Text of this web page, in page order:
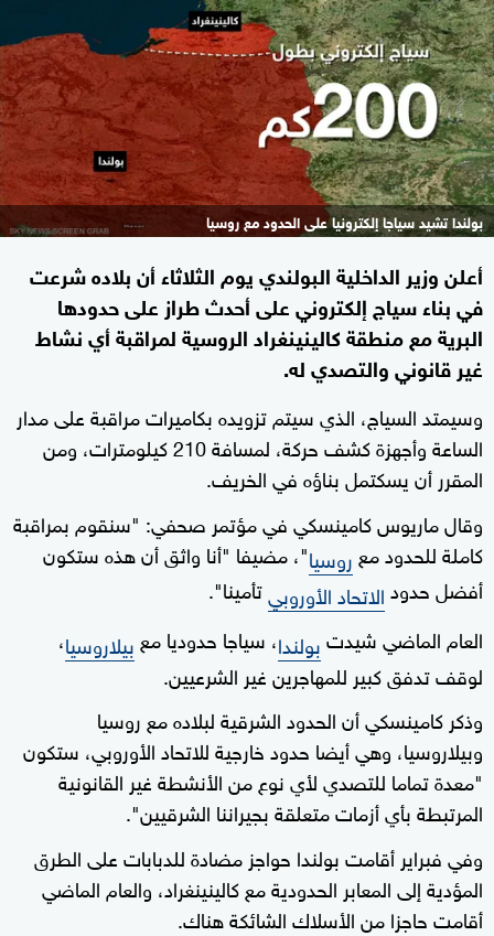
بولندا تشيد سياجا إلكترونيا على الحدود مع روسيا
أعلن وزير الداخلية البولندي يوم الثلاثاء أن بلاده شرعت
في بناء سياج إلكتروني على أحدث طراز على حدودها
البرية مع منطقة كالينينغراد الروسية لمراقبة أي نشاط
غير قانوني والتصدي له.
وسيمتد السياج، الذي سيتم تزويده بكاميرات مراقبة على مدار
الساعة وأجهزة كشف حركة، لمسافة 210 كيلومترات، ومن
المقرر أن يسكتمل بناؤه في الخريف.
وقال ماريوس كامينسكي في مؤتمر صحفي: "سنقوم بمراقبة
كاملة للحدود مع روسيا"، مضيفا "أنا واثق أن هذه ستكون
أفضل حدودالاتحاد الأوروبيتأمينا".
العام الماضي شيدتبولندا، سياجا حدوديا مع بيلاروسيا،
لوقف تدفق كبير للمهاجرين غير الشرعيين.
وذكر كامينسكي أن الحدود الشرقية لبلاده مع روسيا
وبيلاروسيا، وهي أيضا حدود خارجية للاتحاد الأوروبي، ستكون
"معدة تماما للتصدي لأي نوع من الأنشطة غير القانونية
المرتبطة بأي أزمات متعلقة بجيراننا الشرقيين".
وفي فبراير أقامت بولندا حواجز مضادة للدبابات على الطرق
المؤدية إلى المعابر الحدودية مع كالينينغراد، والعام الماضي
أقامت حاجزا من الأسلاك الشائكة هناك.